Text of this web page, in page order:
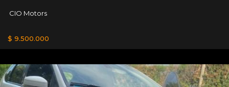
CIO Motors
$ 9.500.000